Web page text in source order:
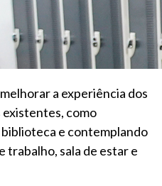
a experiência dos
existentes, como
e contemplando
trabalho, sala de estar e